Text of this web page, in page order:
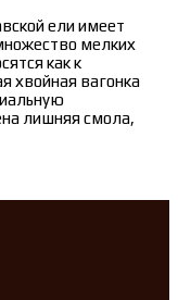
ели имеет
мелких
как к
хвойная вагонка
лишняя смола,